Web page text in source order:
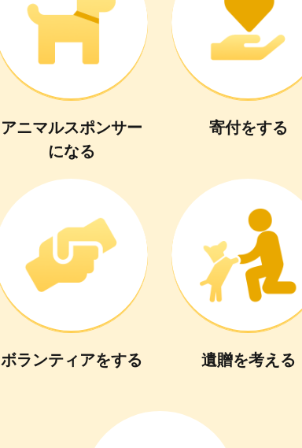
アニマルスポンサー
になる
寄付をする
ボランティアをする 遺贈を考える